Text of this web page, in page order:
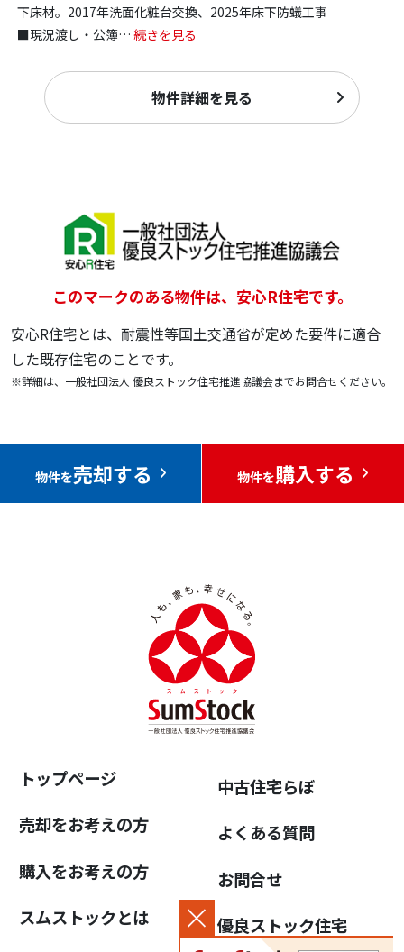
下床材。2017年洗面化粧台交換、2025年床下防蟻工事
■現況渡し・公簿… 続きを見る
物件詳細を見る
このマークのある物件は、安心R住宅です。
安心R住宅とは、耐震性等国土交通省が定めた要件に適合
した既存住宅のことです。
※詳細は、一般社団法人 優良ストック住宅推進協議会までお問合せください。
物件を売却する 物件を購入する
トップページ
売却をお考えの方
購入をお考えの方
スムストックとは
中古住宅らぼ
よくある質問
お問合せ
優良ストック住宅